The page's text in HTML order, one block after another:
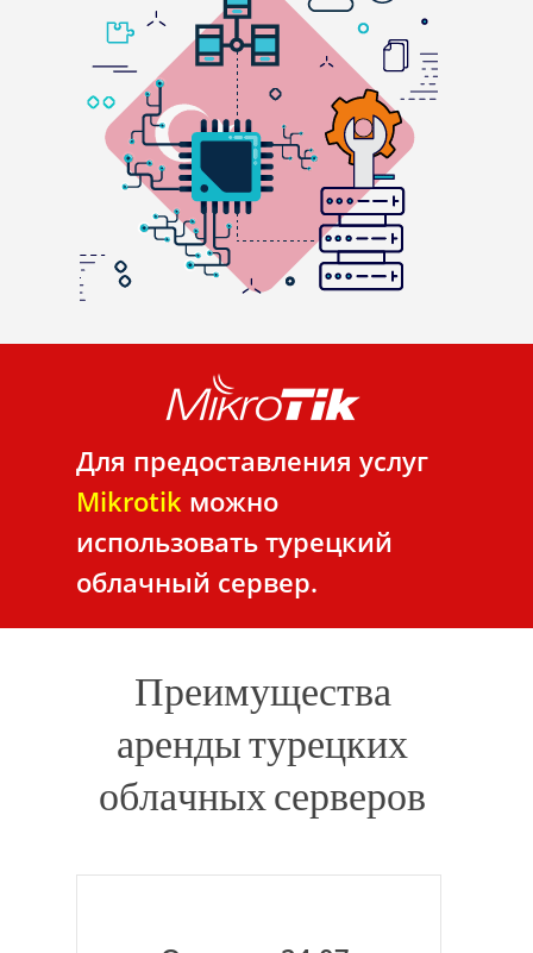
Для предоставления услуг
Mikrotik можно
использовать турецкий
облачный сервер.
Преимущества
аренды турецких
облачных серверов